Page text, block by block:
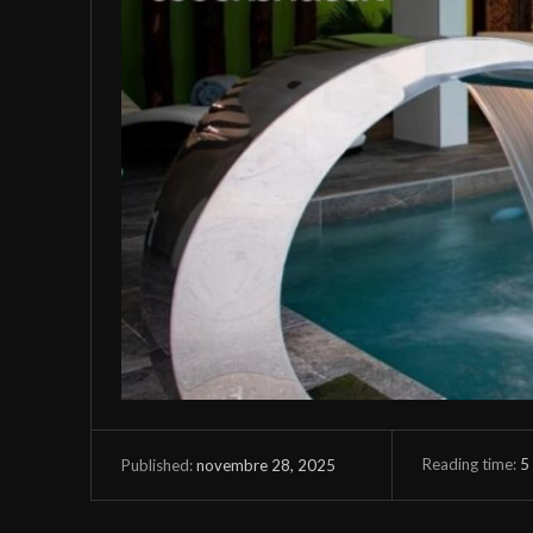
Published:novembre 28, 2025 Reading time: 5